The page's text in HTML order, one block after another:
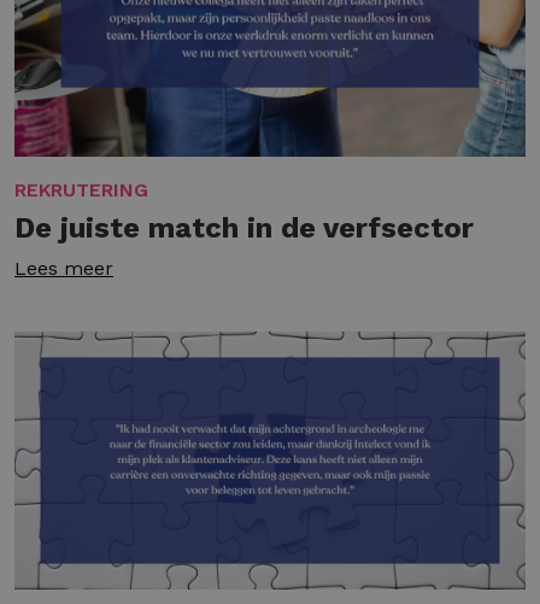
REKRUTERING
De juiste match in de verfsector
Lees meer